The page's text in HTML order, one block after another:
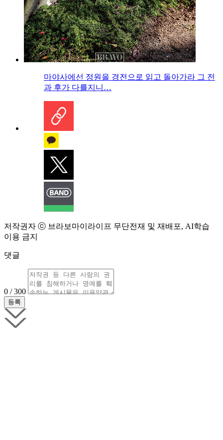
마야사에선 정원을 경전으로 읽고 돌아가라 그 전
과 후가 다를지니…
저작권자 ⓒ 브라보마이라이프 무단전재 및 재배포, AI학습
이용 금지
댓글
0 / 300